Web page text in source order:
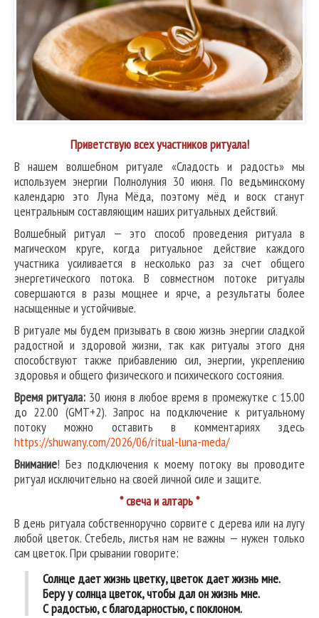
Приветствую всех участников ритуала!
В нашем волшебном ритуале «Сладость и радость» мы
используем энергии Полнолуния 30 июня. По ведьминскому
календарю это Луна Мёда, поэтому мёд и воск станут
центральным составляющим наших ритуальных действий.
Волшебный ритуал — это способ проведения ритуала в
магическом круге, когда ритуальное действие каждого
участника усиливается в несколько раз за счет общего
энергетического потока. В совместном потоке ритуалы
совершаются в разы мощнее и ярче, а результаты более
насыщенные и устойчивые.
В ритуале мы будем призывать в свою жизнь энергии сладкой
радостной и здоровой жизни, так как ритуалы этого дня
способствуют также прибавлению сил, энергии, укреплению
здоровья и общего физического и психического состояния.
Время ритуала: 30 июня в любое время в промежутке с 15.00
до 22.00 (GMT+2). Запрос на подключение к ритуальному
потоку можно оставить в комментариях здесь
https://shuwany.com/2026/06/ritual-luna-meda/
Внимание! Без подключения к моему потоку вы проводите
ритуал исключительно на своей личной силе и защите.
* свеча и алтарь *
В день ритуала собственноручно сорвите с дерева или на лугу
любой цветок. Стебель, листья нам не важны — нужен только
сам цветок. При срывании говорите:
Солнце дает жизнь цветку, цветок дает жизнь мне.
Беру у солнца цветок, чтобы дал он жизнь мне.
С радостью, с благодарностью, с поклоном.